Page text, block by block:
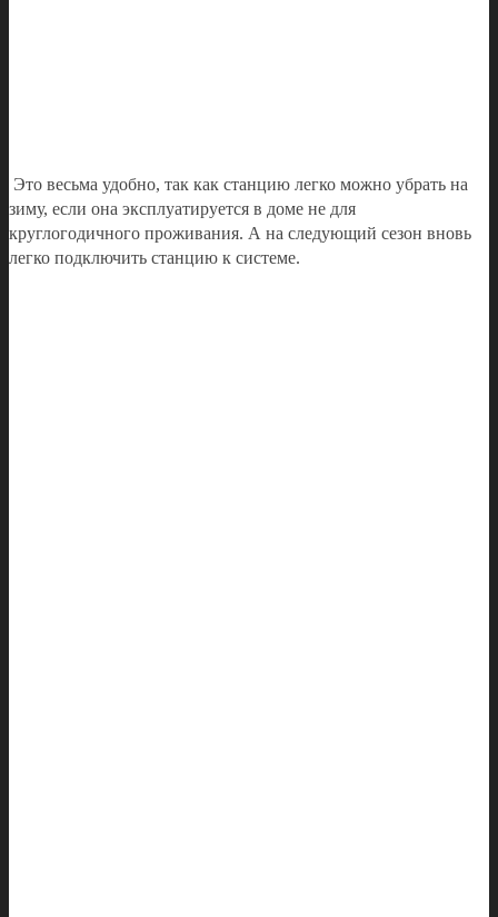
Это весьма удобно, так как станцию легко можно убрать на
зиму, если она эксплуатируется в доме не для
круглогодичного проживания. А на следующий сезон вновь
легко подключить станцию к системе.